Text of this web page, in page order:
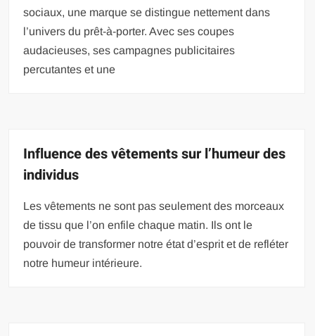
sociaux, une marque se distingue nettement dans
l’univers du prêt-à-porter. Avec ses coupes
audacieuses, ses campagnes publicitaires
percutantes et une
Influence des vêtements sur l’humeur des
individus
Les vêtements ne sont pas seulement des morceaux
de tissu que l’on enfile chaque matin. Ils ont le
pouvoir de transformer notre état d’esprit et de refléter
notre humeur intérieure.